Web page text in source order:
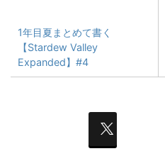
1年目夏まとめて書く
【Stardew Valley
Expanded】#4